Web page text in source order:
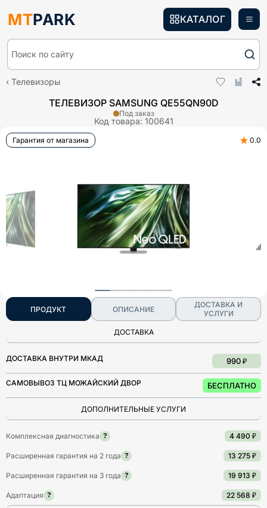
MTPARK
Поиск по сайту
КАТАЛОГ
Телевизоры
ТЕЛЕВИЗОР SAMSUNG QE55QN90D
Код товара: 100641
Под заказ
Гарантия от магазина ★ 0.0
ПРОДУКТ ОПИСАНИЕ
ДОСТАВКА И
УСЛУГИ
ДОСТАВКА
ДОСТАВКА ВНУТРИ МКАД 990 ₽
САМОВЫВОЗ ТЦ МОЖАЙСКИЙ ДВОР БЕСПЛАТНО
ДОПОЛНИТЕЛЬНЫЕ УСЛУГИ
Комплексная диагностика ? 4 490 ₽
Расширенная гарантия на 2 года ? 13 275 ₽
Расширенная гарантия на 3 года ? 19 913 ₽
Адаптация ? 22 568 ₽